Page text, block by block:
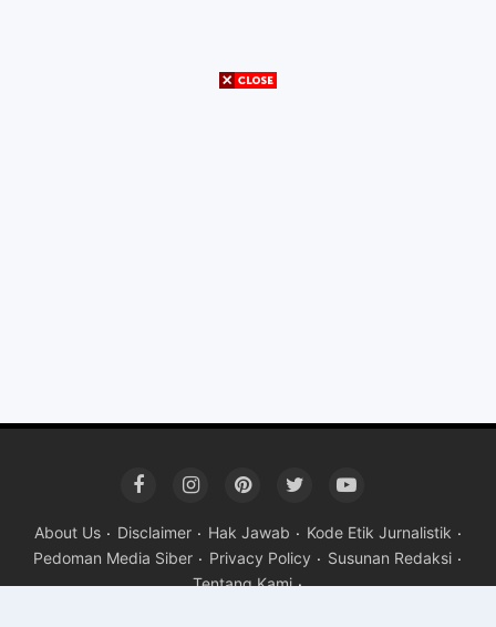
About Us Disclaimer Hak Jawab
Kode Etik Jurnalistik
Pedoman Media Siber
Privacy Policy
Susunan Redaksi
Tentang Kami